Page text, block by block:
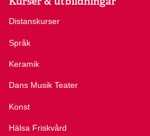
Distanskurser
Språk
Keramik
Dans Musik Teater
Konst
Hälsa Friskvård